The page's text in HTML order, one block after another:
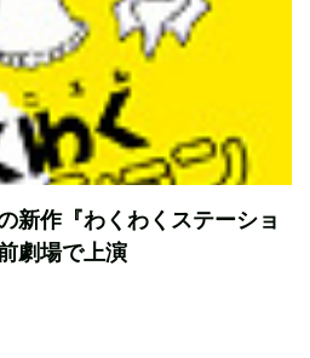
新作『わくわくステーショ
劇場で上演